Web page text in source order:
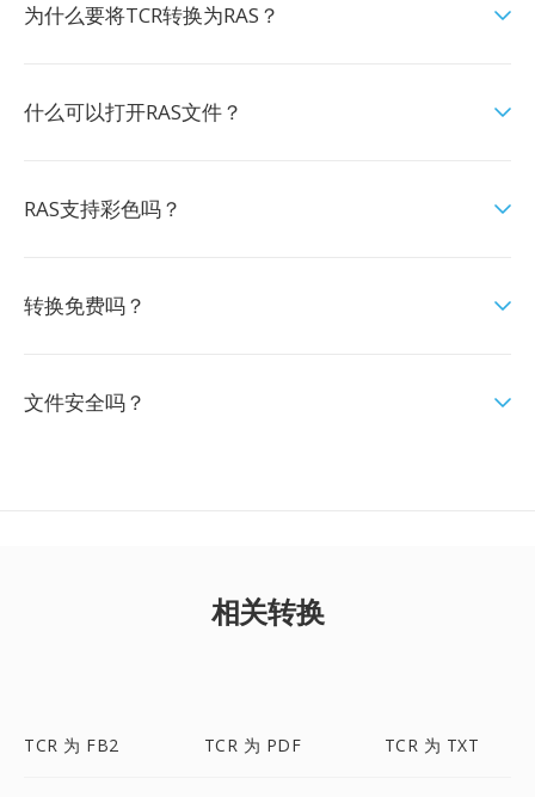
为什么要将TCR转换为RAS？
什么可以打开RAS文件？
RAS支持彩色吗？
转换免费吗？
文件安全吗？
相关转换
TCR 为 FB2 TCR 为 PDF TCR 为 TXT